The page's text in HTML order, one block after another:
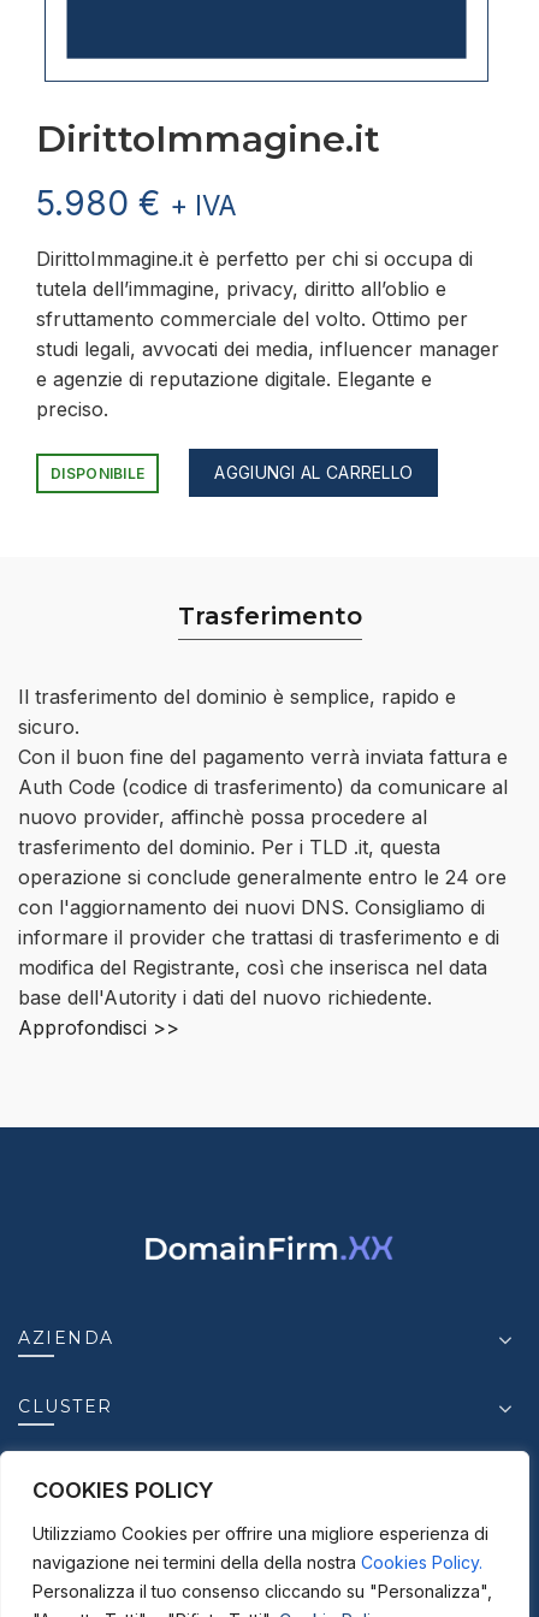
COOKIES POLICY
Utilizziamo Cookies per offrire una migliore esperienza di
navigazione nei termini della della nostra Cookies Policy.
Personalizza il tuo consenso cliccando su "Personalizza",
DirittoImmagine.it
5.980 € + IVA
DirittoImmagine.it è perfetto per chi si occupa di
tutela dell’immagine, privacy, diritto all’oblio e
sfruttamento commerciale del volto. Ottimo per
studi legali, avvocati dei media, influencer manager
e agenzie di reputazione digitale. Elegante e
preciso.
DISPONIBILE AGGIUNGI AL CARRELLO
Trasferimento
Il trasferimento del dominio è semplice, rapido e
sicuro.
Con il buon fine del pagamento verrà inviata fattura e
Auth Code (codice di trasferimento) da comunicare al
nuovo provider, affinchè possa procedere al
trasferimento del dominio. Per i TLD .it, questa
operazione si conclude generalmente entro le 24 ore
con l'aggiornamento dei nuovi DNS. Consigliamo di
informare il provider che trattasi di trasferimento e di
modifica del Registrante, così che inserisca nel data
base dell'Autority i dati del nuovo richiedente.
Approfondisci >>
AZIENDA
CLUSTER
CONTATTI